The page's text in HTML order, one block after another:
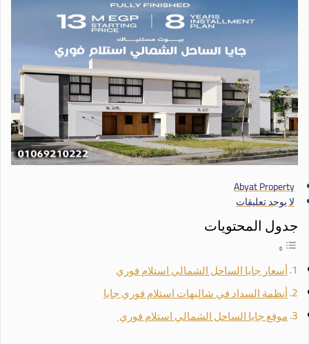
Abyat Property
لا يوجد تعليقات
جدول المحتويات
أسعار جايا الساحل الشمالي استلام فوري
أنظمة السداد في شاليهات استلام فوري جايا
موقع جايا الساحل الشمالي استلام فوري